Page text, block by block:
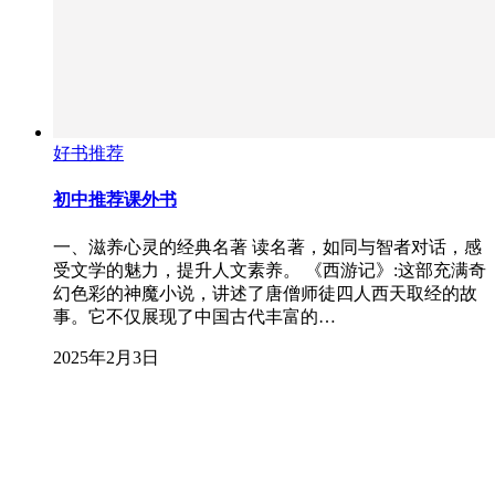
好书推荐
初中推荐课外书
一、滋养心灵的经典名著 读名著，如同与智者对话，感
受文学的魅力，提升人文素养。 《西游记》:这部充满奇
幻色彩的神魔小说，讲述了唐僧师徒四人西天取经的故
事。它不仅展现了中国古代丰富的…
2025年2月3日